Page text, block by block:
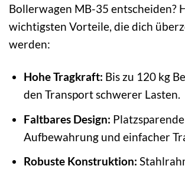
Bollerwagen MB-35 entscheiden?
wichtigsten Vorteile, die dich
werden:
Hohe Tragkraft: Bis zu 120 kg
den Transport schwerer Lasten.
Faltbares Design: Platzsparende
Aufbewahrung und einfacher
Robuste Konstruktion: